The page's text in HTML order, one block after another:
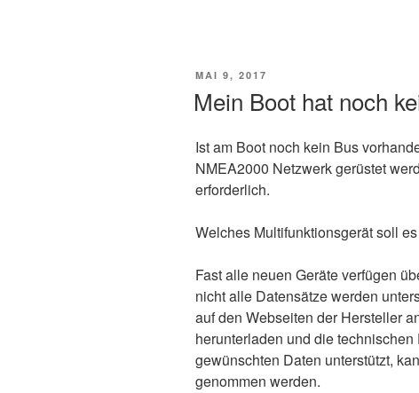
VERÖFFENTLICHT
MAI 9, 2017
Mein Boot hat noch
Ist am Boot noch kein Bus
NMEA2000 Netzwerk gerüstet
erforderlich.
Welches Multifunktionsgerät soll
Fast alle neuen Geräte verfügen
nicht alle Datensätze werden
auf den Webseiten der Hersteller
herunterladen und die
gewünschten Daten unterstützt,
genommen werden.